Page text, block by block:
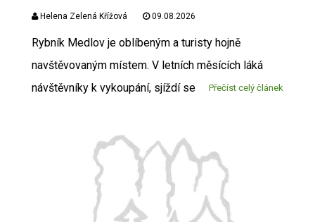
Helena Zelená Křížová 09.08.2026
Rybník Medlov je oblíbeným a turisty hojně
navštěvovaným místem. V letních měsících láká
návštěvníky k vykoupání, sjíždí se
Přečíst celý článek